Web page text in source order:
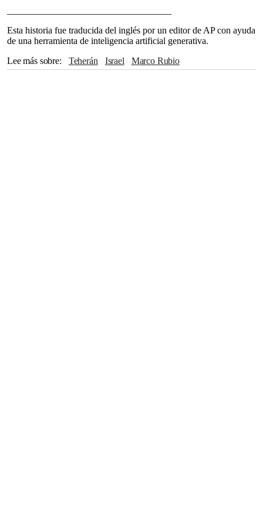
Esta historia fue traducida del inglés por un editor de AP con ayuda
de una herramienta de inteligencia artificial generativa.
Lee más sobre
Teherán Israel
Marco Rubio